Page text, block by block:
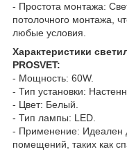
- Простота монтажа:
потолочного монтажа,
любые условия.
Характеристики
PROSVET:
- Мощность: 60W.
- Тип установки:
- Цвет: Белый.
- Тип лампы: LED.
- Применение: Идеален
помещений, таких как